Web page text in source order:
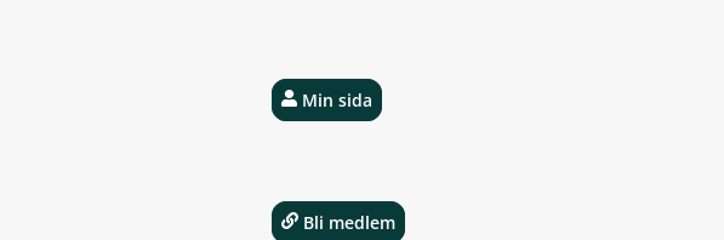
Min sida
Bli medlem